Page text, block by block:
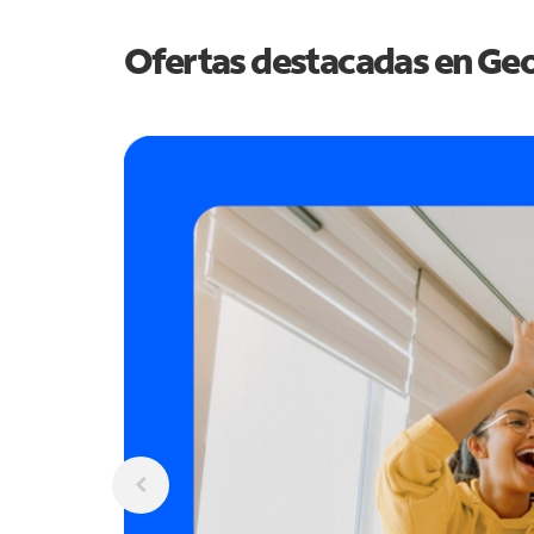
Ofertas destacadas en